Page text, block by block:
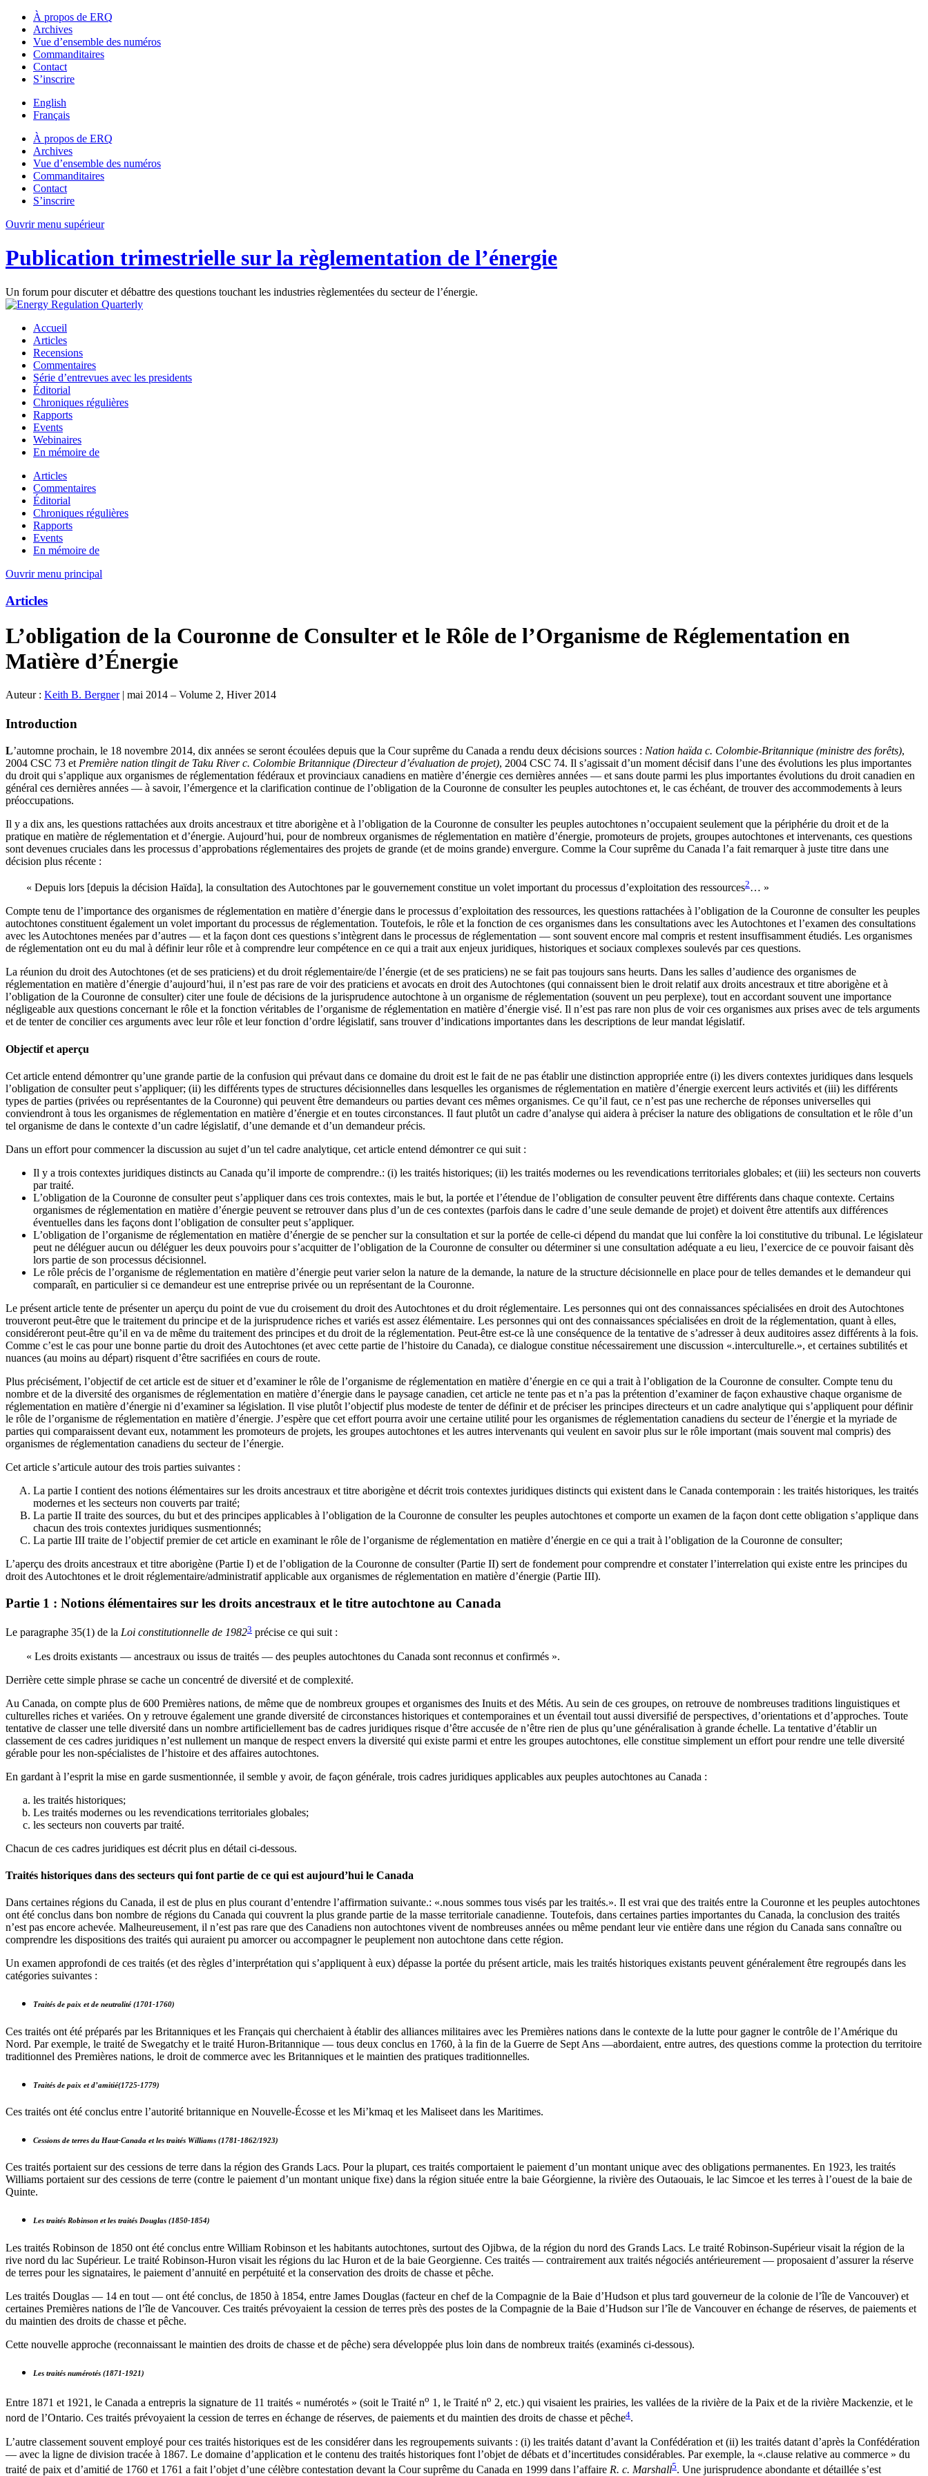
À propos de ERQ
Archives
Vue d’ensemble des numéros
Commanditaires
Contact
S’inscrire
English
Français
À propos de ERQ
Archives
Vue d’ensemble des numéros
Commanditaires
Contact
S’inscrire
Ouvrir menu supérieur
Publication trimestrielle sur la règlementation de l’énergie
Un forum pour discuter et débattre des questions touchant les industries règlementées du secteur de l’énergie.
Accueil
Articles
Recensions
Commentaires
Série d’entrevues avec les presidents
Éditorial
Chroniques régulières
Rapports
Events
Webinaires
En mémoire de
Articles
Commentaires
Éditorial
Chroniques régulières
Rapports
Events
En mémoire de
Ouvrir menu principal
Articles
L’obligation de la Couronne de Consulter et le Rôle de l’Organisme de Réglementation en
Matière d’Énergie
Auteur : Keith B. Bergner mai 2014 – Volume 2, Hiver 2014
Introduction
L’automne prochain, le 18 novembre 2014, dix années se seront écoulées depuis que la Cour suprême du Canada a rendu deux décisions sources : Nation haïda c. Colombie-Britannique (ministre des forêts),
2004 CSC 73 et Première nation tlingit de Taku River c. Colombie Britannique (Directeur d’évaluation de projet), 2004 CSC 74. Il s’agissait d’un moment décisif dans l’une des évolutions les plus importantes
du droit qui s’applique aux organismes de réglementation fédéraux et provinciaux canadiens en matière d’énergie ces dernières années — et sans doute parmi les plus importantes évolutions du droit canadien en
général ces dernières années — à savoir, l’émergence et la clarification continue de l’obligation de la Couronne de consulter les peuples autochtones et, le cas échéant, de trouver des accommodements à leurs
préoccupations.
Il y a dix ans, les questions rattachées aux droits ancestraux et titre aborigène et à l’obligation de la Couronne de consulter les peuples autochtones n’occupaient seulement que la périphérie du droit et de la
pratique en matière de réglementation et d’énergie. Aujourd’hui, pour de nombreux organismes de réglementation en matière d’énergie, promoteurs de projets, groupes autochtones et intervenants, ces questions
sont devenues cruciales dans les processus d’approbations réglementaires des projets de grande (et de moins grande) envergure. Comme la Cour suprême du Canada l’a fait remarquer à juste titre dans une
décision plus récente :
« Depuis lors [depuis la décision Haïda], la consultation des Autochtones par le gouvernement constitue un volet important du processus d’exploitation des ressources2… »
Compte tenu de l’importance des organismes de réglementation en matière d’énergie dans le processus d’exploitation des ressources, les questions rattachées à l’obligation de la Couronne de consulter les peuples
autochtones constituent également un volet important du processus de réglementation. Toutefois, le rôle et la fonction de ces organismes dans les consultations avec les Autochtones et l’examen des consultations
avec les Autochtones menées par d’autres — et la façon dont ces questions s’intègrent dans le processus de réglementation — sont souvent encore mal compris et restent insuffisamment étudiés. Les organismes
de réglementation ont eu du mal à définir leur rôle et à comprendre leur compétence en ce qui a trait aux enjeux juridiques, historiques et sociaux complexes soulevés par ces questions.
La réunion du droit des Autochtones (et de ses praticiens) et du droit réglementaire/de l’énergie (et de ses praticiens) ne se fait pas toujours sans heurts. Dans les salles d’audience des organismes de
réglementation en matière d’énergie d’aujourd’hui, il n’est pas rare de voir des praticiens et avocats en droit des Autochtones (qui connaissent bien le droit relatif aux droits ancestraux et titre aborigène et à
l’obligation de la Couronne de consulter) citer une foule de décisions de la jurisprudence autochtone à un organisme de réglementation (souvent un peu perplexe), tout en accordant souvent une importance
négligeable aux questions concernant le rôle et la fonction véritables de l’organisme de réglementation en matière d’énergie visé. Il n’est pas rare non plus de voir ces organismes aux prises avec de tels arguments
et de tenter de concilier ces arguments avec leur rôle et leur fonction d’ordre législatif, sans trouver d’indications importantes dans les descriptions de leur mandat législatif.
Objectif et aperçu
Cet article entend démontrer qu’une grande partie de la confusion qui prévaut dans ce domaine du droit est le fait de ne pas établir une distinction appropriée entre (i) les divers contextes juridiques dans lesquels
l’obligation de consulter peut s’appliquer; (ii) les différents types de structures décisionnelles dans lesquelles les organismes de réglementation en matière d’énergie exercent leurs activités et (iii) les différents
types de parties (privées ou représentantes de la Couronne) qui peuvent être demandeurs ou parties devant ces mêmes organismes. Ce qu’il faut, ce n’est pas une recherche de réponses universelles qui
conviendront à tous les organismes de réglementation en matière d’énergie et en toutes circonstances. Il faut plutôt un cadre d’analyse qui aidera à préciser la nature des obligations de consultation et le rôle d’un
tel organisme de dans le contexte d’un cadre législatif, d’une demande et d’un demandeur précis.
Dans un effort pour commencer la discussion au sujet d’un tel cadre analytique, cet article entend démontrer ce qui suit :
Il y a trois contextes juridiques distincts au Canada qu’il importe de comprendre.: (i) les traités historiques; (ii) les traités modernes ou les revendications territoriales globales; et (iii) les secteurs non couverts
par traité.
L’obligation de la Couronne de consulter peut s’appliquer dans ces trois contextes, mais le but, la portée et l’étendue de l’obligation de consulter peuvent être différents dans chaque contexte. Certains
organismes de réglementation en matière d’énergie peuvent se retrouver dans plus d’un de ces contextes (parfois dans le cadre d’une seule demande de projet) et doivent être attentifs aux différences
éventuelles dans les façons dont l’obligation de consulter peut s’appliquer.
L’obligation de l’organisme de réglementation en matière d’énergie de se pencher sur la consultation et sur la portée de celle-ci dépend du mandat que lui confère la loi constitutive du tribunal. Le législateur
peut ne déléguer aucun ou déléguer les deux pouvoirs pour s’acquitter de l’obligation de la Couronne de consulter ou déterminer si une consultation adéquate a eu lieu, l’exercice de ce pouvoir faisant dès
lors partie de son processus décisionnel.
Le rôle précis de l’organisme de réglementation en matière d’énergie peut varier selon la nature de la demande, la nature de la structure décisionnelle en place pour de telles demandes et le demandeur qui
comparaît, en particulier si ce demandeur est une entreprise privée ou un représentant de la Couronne.
Le présent article tente de présenter un aperçu du point de vue du croisement du droit des Autochtones et du droit réglementaire. Les personnes qui ont des connaissances spécialisées en droit des Autochtones
trouveront peut-être que le traitement du principe et de la jurisprudence riches et variés est assez élémentaire. Les personnes qui ont des connaissances spécialisées en droit de la réglementation, quant à elles,
considéreront peut-être qu’il en va de même du traitement des principes et du droit de la réglementation. Peut-être est-ce là une conséquence de la tentative de s’adresser à deux auditoires assez différents à la fois.
Comme c’est le cas pour une bonne partie du droit des Autochtones (et avec cette partie de l’histoire du Canada), ce dialogue constitue nécessairement une discussion «.interculturelle.», et certaines subtilités et
nuances (au moins au départ) risquent d’être sacrifiées en cours de route.
Plus précisément, l’objectif de cet article est de situer et d’examiner le rôle de l’organisme de réglementation en matière d’énergie en ce qui a trait à l’obligation de la Couronne de consulter. Compte tenu du
nombre et de la diversité des organismes de réglementation en matière d’énergie dans le paysage canadien, cet article ne tente pas et n’a pas la prétention d’examiner de façon exhaustive chaque organisme de
réglementation en matière d’énergie ni d’examiner sa législation. Il vise plutôt l’objectif plus modeste de tenter de définir et de préciser les principes directeurs et un cadre analytique qui s’appliquent pour définir
le rôle de l’organisme de réglementation en matière d’énergie. J’espère que cet effort pourra avoir une certaine utilité pour les organismes de réglementation canadiens du secteur de l’énergie et la myriade de
parties qui comparaissent devant eux, notamment les promoteurs de projets, les groupes autochtones et les autres intervenants qui veulent en savoir plus sur le rôle important (mais souvent mal compris) des
organismes de réglementation canadiens du secteur de l’énergie.
Cet article s’articule autour des trois parties suivantes :
La partie I contient des notions élémentaires sur les droits ancestraux et titre aborigène et décrit trois contextes juridiques distincts qui existent dans le Canada contemporain : les traités historiques, les traités
modernes et les secteurs non couverts par traité;
La partie II traite des sources, du but et des principes applicables à l’obligation de la Couronne de consulter les peuples autochtones et comporte un examen de la façon dont cette obligation s’applique dans
chacun des trois contextes juridiques susmentionnés;
La partie III traite de l’objectif premier de cet article en examinant le rôle de l’organisme de réglementation en matière d’énergie en ce qui a trait à l’obligation de la Couronne de consulter;
L’aperçu des droits ancestraux et titre aborigène (Partie I) et de l’obligation de la Couronne de consulter (Partie II) sert de fondement pour comprendre et constater l’interrelation qui existe entre les principes du
droit des Autochtones et le droit réglementaire/administratif applicable aux organismes de réglementation en matière d’énergie (Partie III).
Partie 1 : Notions élémentaires sur les droits ancestraux et le titre autochtone au Canada
Le paragraphe 35(1) de la Loi constitutionnelle de 19823 précise ce qui suit :
« Les droits existants — ancestraux ou issus de traités — des peuples autochtones du Canada sont reconnus et confirmés ».
Derrière cette simple phrase se cache un concentré de diversité et de complexité.
Au Canada, on compte plus de 600 Premières nations, de même que de nombreux groupes et organismes des Inuits et des Métis. Au sein de ces groupes, on retrouve de nombreuses traditions linguistiques et
culturelles riches et variées. On y retrouve également une grande diversité de circonstances historiques et contemporaines et un éventail tout aussi diversifié de perspectives, d’orientations et d’approches. Toute
tentative de classer une telle diversité dans un nombre artificiellement bas de cadres juridiques risque d’être accusée de n’être rien de plus qu’une généralisation à grande échelle. La tentative d’établir un
classement de ces cadres juridiques n’est nullement un manque de respect envers la diversité qui existe parmi et entre les groupes autochtones, elle constitue simplement un effort pour rendre une telle diversité
gérable pour les non-spécialistes de l’histoire et des affaires autochtones.
En gardant à l’esprit la mise en garde susmentionnée, il semble y avoir, de façon générale, trois cadres juridiques applicables aux peuples autochtones au Canada :
les traités historiques;
Les traités modernes ou les revendications territoriales globales;
les secteurs non couverts par traité.
Chacun de ces cadres juridiques est décrit plus en détail ci-dessous.
Traités historiques dans des secteurs qui font partie de ce qui est aujourd’hui le Canada
Dans certaines régions du Canada, il est de plus en plus courant d’entendre l’affirmation suivante.: «.nous sommes tous visés par les traités.». Il est vrai que des traités entre la Couronne et les peuples autochtones
ont été conclus dans bon nombre de régions du Canada qui couvrent la plus grande partie de la masse territoriale canadienne. Toutefois, dans certaines parties importantes du Canada, la conclusion des traités
n’est pas encore achevée. Malheureusement, il n’est pas rare que des Canadiens non autochtones vivent de nombreuses années ou même pendant leur vie entière dans une région du Canada sans connaître ou
comprendre les dispositions des traités qui auraient pu amorcer ou accompagner le peuplement non autochtone dans cette région.
Un examen approfondi de ces traités (et des règles d’interprétation qui s’appliquent à eux) dépasse la portée du présent article, mais les traités historiques existants peuvent généralement être regroupés dans les
catégories suivantes :
Traités de paix et de neutralité (1701-1760)
Ces traités ont été préparés par les Britanniques et les Français qui cherchaient à établir des alliances militaires avec les Premières nations dans le contexte de la lutte pour gagner le contrôle de l’Amérique du
Nord. Par exemple, le traité de Swegatchy et le traité Huron-Britannique — tous deux conclus en 1760, à la fin de la Guerre de Sept Ans —abordaient, entre autres, des questions comme la protection du territoire
traditionnel des Premières nations, le droit de commerce avec les Britanniques et le maintien des pratiques traditionnelles.
Traités de paix et d’amitié(1725-1779)
Ces traités ont été conclus entre l’autorité britannique en Nouvelle-Écosse et les Mi’kmaq et les Maliseet dans les Maritimes.
Cessions de terres du Haut-Canada et les traités Williams (1781-1862/1923)
Ces traités portaient sur des cessions de terre dans la région des Grands Lacs. Pour la plupart, ces traités comportaient le paiement d’un montant unique avec des obligations permanentes. En 1923, les traités
Williams portaient sur des cessions de terre (contre le paiement d’un montant unique fixe) dans la région située entre la baie Géorgienne, la rivière des Outaouais, le lac Simcoe et les terres à l’ouest de la baie de
Quinte.
Les traités Robinson et les traités Douglas (1850-1854)
Les traités Robinson de 1850 ont été conclus entre William Robinson et les habitants autochtones, surtout des Ojibwa, de la région du nord des Grands Lacs. Le traité Robinson-Supérieur visait la région de la
rive nord du lac Supérieur. Le traité Robinson-Huron visait les régions du lac Huron et de la baie Georgienne. Ces traités — contrairement aux traités négociés antérieurement — proposaient d’assurer la réserve
de terres pour les signataires, le paiement d’annuité en perpétuité et la conservation des droits de chasse et pêche.
Les traités Douglas — 14 en tout — ont été conclus, de 1850 à 1854, entre James Douglas (facteur en chef de la Compagnie de la Baie d’Hudson et plus tard gouverneur de la colonie de l’île de Vancouver) et
certaines Premières nations de l’île de Vancouver. Ces traités prévoyaient la cession de terres près des postes de la Compagnie de la Baie d’Hudson sur l’île de Vancouver en échange de réserves, de paiements et
du maintien des droits de chasse et pêche.
Cette nouvelle approche (reconnaissant le maintien des droits de chasse et de pêche) sera développée plus loin dans de nombreux traités (examinés ci-dessous).
Les traités numérotés (1871-1921)
Entre 1871 et 1921, le Canada a entrepris la signature de 11 traités « numérotés » (soit le Traité no 1, le Traité no 2, etc.) qui visaient les prairies, les vallées de la rivière de la Paix et de la rivière Mackenzie, et le
nord de l’Ontario. Ces traités prévoyaient la cession de terres en échange de réserves, de paiements et du maintien des droits de chasse et pêche4.
L’autre classement souvent employé pour ces traités historiques est de les considérer dans les regroupements suivants : (i) les traités datant d’avant la Confédération et (ii) les traités datant d’après la Confédération
— avec la ligne de division tracée à 1867. Le domaine d’application et le contenu des traités historiques font l’objet de débats et d’incertitudes considérables. Par exemple, la «.clause relative au commerce » du
traité de paix et d’amitié de 1760 et 1761 a fait l’objet d’une célèbre contestation devant la Cour suprême du Canada en 1999 dans l’affaire R. c. Marshall5. Une jurisprudence abondante et détaillée s’est